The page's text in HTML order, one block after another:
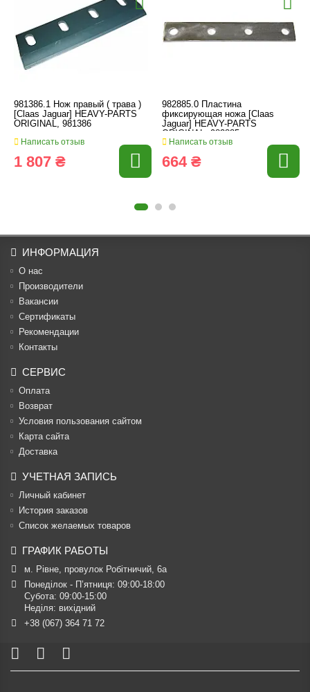
981386.1 Нож правый ( трава )
[Claas Jaguar] HEAVY-PARTS
ORIGINAL, 981386
Написать отзыв
1 807 ₴
982885.0 Пластина
фиксирующая ножа [Claas
Jaguar] HEAVY-PARTS
ORIGINAL, 982885
Написать отзыв
664 ₴
ИНФОРМАЦИЯ
О нас
Производители
Вакансии
Cертификаты
Рекомендации
Контакты
СЕРВИС
Оплата
Возврат
Условия пользования сайтом
Карта сайта
Доставка
УЧЕТНАЯ ЗАПИСЬ
Личный кабинет
История заказов
Список желаемых товаров
ГРАФИК РАБОТЫ
м. Рівне, провулок Робітничий, 6а
Понеділок - П’ятниця: 09:00-18:00
Субота: 09:00-15:00
Неділя: вихідний
+38 (067) 364 71 72